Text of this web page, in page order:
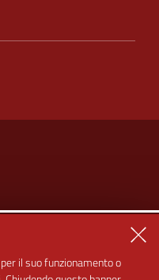
il suo funzionamento o